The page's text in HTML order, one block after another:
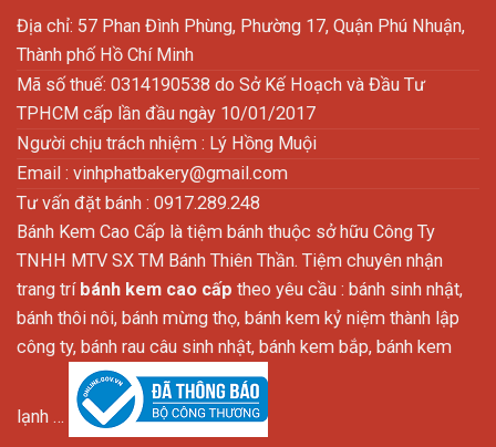
Địa chỉ: 57 Phan Đình Phùng, Phường 17, Quận Phú Nhuận,
Thành phố Hồ Chí Minh
Mã số thuế: 0314190538 do Sở Kế Hoạch và Đầu Tư
TPHCM cấp lần đầu ngày 10/01/2017
Người chịu trách nhiệm : Lý Hồng Muội
Email : vinhphatbakery@gmail.com
Tư vấn đặt bánh : 0917.289.248
Bánh Kem Cao Cấp là tiệm bánh thuộc sở hữu Công Ty
TNHH MTV SX TM Bánh Thiên Thần. Tiệm chuyên nhận
trang trí bánh kem cao cấp theo yêu cầu : bánh sinh nhật,
bánh thôi nôi, bánh mừng thọ, bánh kem kỷ niệm thành lập
công ty, bánh rau câu sinh nhật, bánh kem bắp, bánh kem
lạnh …